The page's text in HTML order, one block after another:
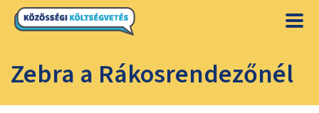
Zebra a Rákosrendezőnél